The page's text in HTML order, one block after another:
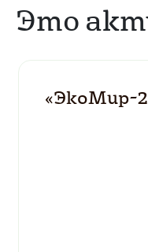
Это
«ЭкоМир-